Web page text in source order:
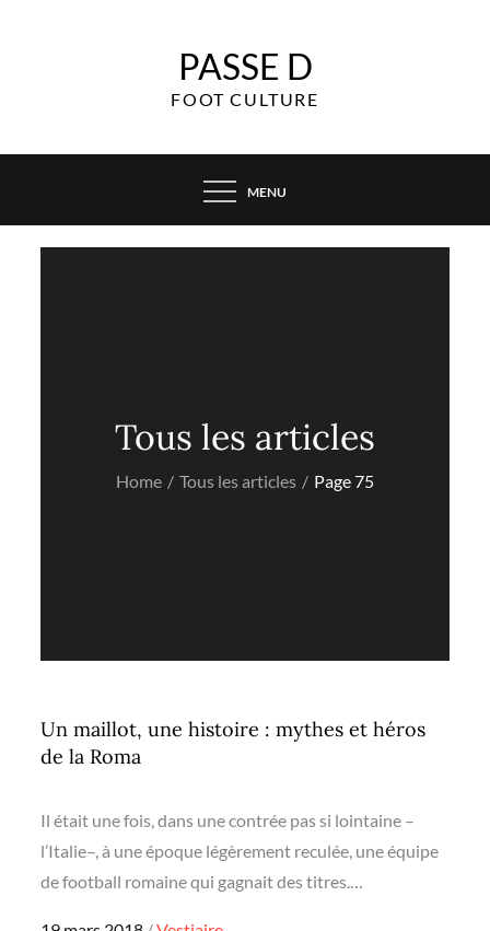
PASSE D
FOOT CULTURE
MENU
Tous les articles
Home Tous les articles Page 75
Un maillot, une histoire : mythes et héros
de la Roma
Il était une fois, dans une contrée pas si lointaine –
l’Italie–, à une époque légèrement reculée, une équipe
de football romaine qui gagnait des titres.…